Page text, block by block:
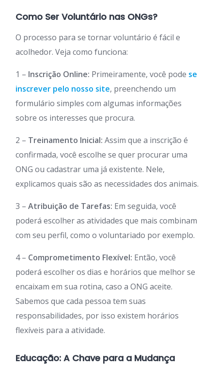
Como Ser Voluntário nas ONGs?
O processo para se tornar voluntário é fácil e
acolhedor. Veja como funciona:
1 – Inscrição Online: Primeiramente, você pode se
inscrever pelo nosso site, preenchendo um
formulário simples com algumas informações
sobre os interesses que procura.
2 – Treinamento Inicial: Assim que a inscrição é
confirmada, você escolhe se quer procurar uma
ONG ou cadastrar uma já existente. Nele,
explicamos quais são as necessidades dos animais.
3 – Atribuição de Tarefas: Em seguida, você
poderá escolher as atividades que mais combinam
com seu perfil, como o voluntariado por exemplo.
4 – Comprometimento Flexível: Então, você
poderá escolher os dias e horários que melhor se
encaixam em sua rotina, caso a ONG aceite.
Sabemos que cada pessoa tem suas
responsabilidades, por isso existem horários
flexíveis para a atividade.
Educação: A Chave para a Mudança